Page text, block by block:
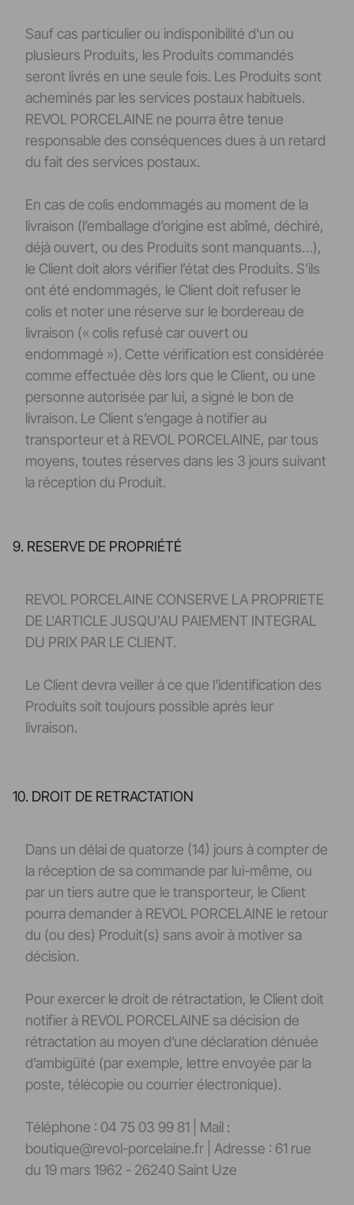
Sauf cas particulier ou indisponibilité d'un ou
plusieurs Produits, les Produits commandés
seront livrés en une seule fois. Les Produits sont
acheminés par les services postaux habituels.
REVOL PORCELAINE ne pourra être tenue
responsable des conséquences dues à un retard
du fait des services postaux.
En cas de colis endommagés au moment de la
livraison (l’emballage d’origine est abîmé, déchiré,
déjà ouvert, ou des Produits sont manquants…),
le Client doit alors vérifier l’état des Produits. S’ils
ont été endommagés, le Client doit refuser le
colis et noter une réserve sur le bordereau de
livraison (« colis refusé car ouvert ou
endommagé »). Cette vérification est considérée
comme effectuée dès lors que le Client, ou une
personne autorisée par lui, a signé le bon de
livraison. Le Client s’engage à notifier au
transporteur et à REVOL PORCELAINE, par tous
moyens, toutes réserves dans les 3 jours suivant
la réception du Produit.
9. RESERVE DE PROPRIÉTÉ
REVOL PORCELAINE CONSERVE LA PROPRIETE
DE L'ARTICLE JUSQU'AU PAIEMENT INTEGRAL
DU PRIX PAR LE CLIENT.
Le Client devra veiller à ce que l'identification des
Produits soit toujours possible après leur
livraison.
10. DROIT DE RETRACTATION
Dans un délai de quatorze (14) jours à compter de
la réception de sa commande par lui-même, ou
par un tiers autre que le transporteur, le Client
pourra demander à REVOL PORCELAINE le retour
du (ou des) Produit(s) sans avoir à motiver sa
décision.
Pour exercer le droit de rétractation, le Client doit
notifier à REVOL PORCELAINE sa décision de
rétractation au moyen d’une déclaration dénuée
d’ambigüité (par exemple, lettre envoyée par la
poste, télécopie ou courrier électronique).
Téléphone : 04 75 03 99 81 | Mail :
boutique@revol-porcelaine.fr | Adresse : 61 rue
du 19 mars 1962 - 26240 Saint Uze